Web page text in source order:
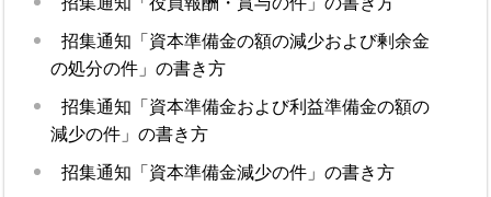
招集通知「資本準備金の額の減少および剰余金
の処分の件」の書き方
招集通知「資本準備金および利益準備金の額の
減少の件」の書き方
招集通知「資本準備金減少の件」の書き方